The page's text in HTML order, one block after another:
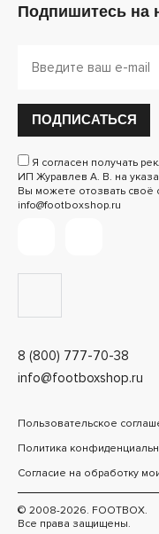
8 (800) 777-70-38
info@footboxshop.ru
Подпишитесь на
ПОДПИСАТЬСЯ
Я согласен получать
ИП Журавлев А. В. на
Вы можете отозвать своё
info@footboxshop.ru
Пользовательское
Политика
Согласие на обработку
© 2008-2026. FOOTBOX.
Все права защищены.